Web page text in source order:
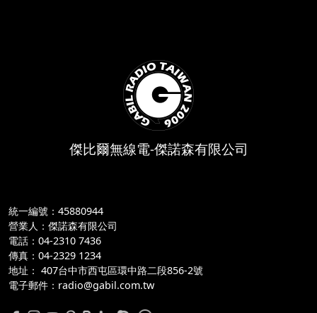
傑比爾無線電-傑諾森有限公司
統一編號：45880944
營業人：傑諾森有限公司
電話：04-2310 7436
傳真：04-2329 1234
地址： 407台中市西屯區環中路二段856-2號
電子郵件：radio@gabil.com.tw